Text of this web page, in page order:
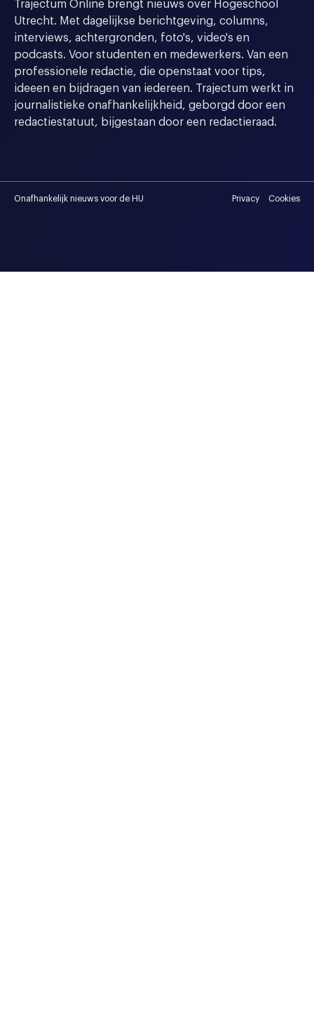
Trajectum Online brengt nieuws over Hogeschool
Utrecht. Met dagelijkse berichtgeving, columns,
interviews, achtergronden, foto's, video's en
podcasts. Voor studenten en medewerkers. Van een
professionele redactie, die openstaat voor tips,
ideeen en bijdragen van iedereen. Trajectum werkt in
journalistieke onafhankelijkheid, geborgd door een
redactiestatuut, bijgestaan door een redactieraad.
Onafhankelijk nieuws voor de HU Privacy Cookies